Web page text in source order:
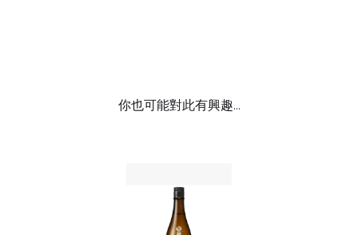
你也可能對此有興趣...